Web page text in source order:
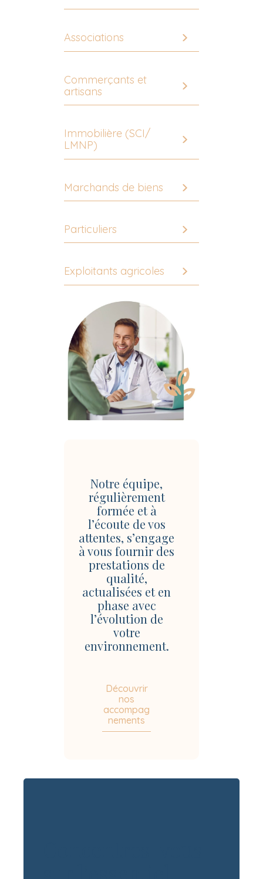
Associations
Commerçants et
artisans
Immobilière (SCI/
LMNP)
Marchands de biens
Particuliers
Exploitants agricoles
Notre équipe,
régulièrement
formée et à
l’écoute de vos
attentes, s’engage
à vous fournir des
prestations de
qualité,
actualisées et en
phase avec
l’évolution de
votre
environnement.
Découvrir
nos
accompag
nements